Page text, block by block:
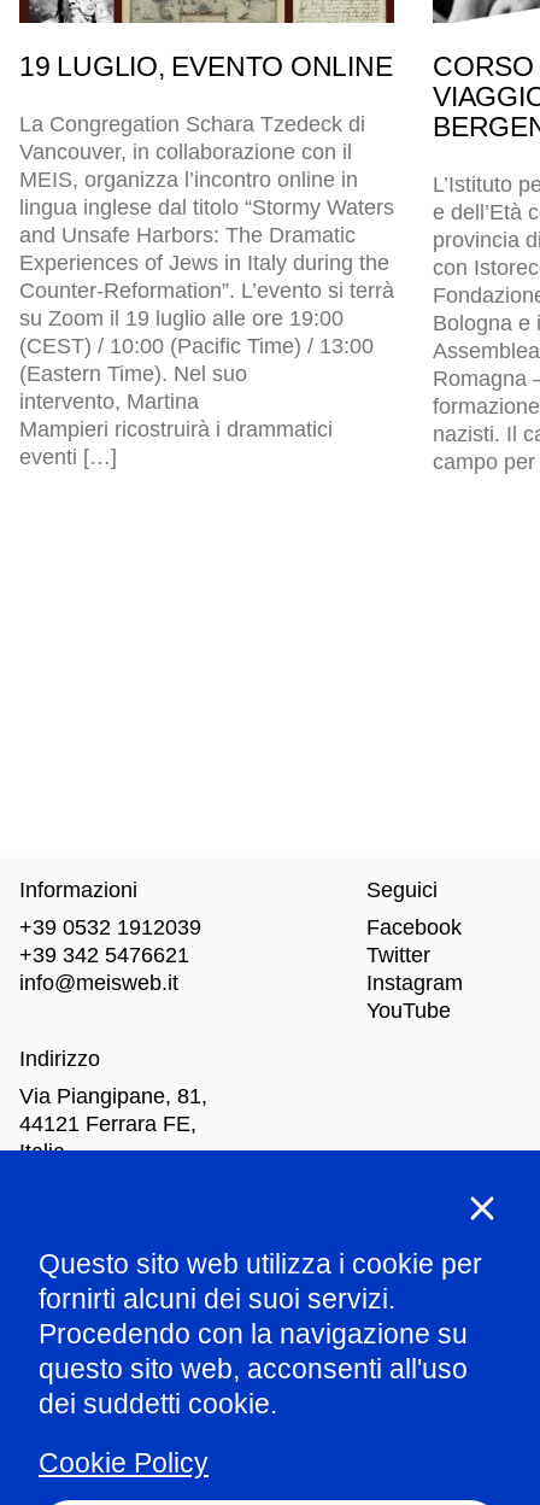
19 LUGLIO, EVENTO ONLINE
La Congregation Schara Tzedeck di
Vancouver, in collaborazione con il
MEIS, organizza l’incontro online in
lingua inglese dal titolo “Stormy Waters
and Unsafe Harbors: The Dramatic
Experiences of Jews in Italy during the
Counter-Reformation”. L’evento si terrà
su Zoom il 19 luglio alle ore 19:00
(CEST) / 10:00 (Pacific Time) / 13:00
(Eastern Time). Nel suo
intervento, Martina
Mampieri ricostruirà i drammatici
eventi […]
L’Istituto
e dell’Età
provincia
con
Bologna e
Romagna
nazisti. Il
campo
Questo sito web utilizza i cookie per
fornirti alcuni dei suoi servizi.
Procedendo con la navigazione su
questo sito web, acconsenti all'uso
dei suddetti cookie.
Cookie Policy
Informazioni
+39 0532 1912039
+39 342 5476621
info@meisweb.it
Indirizzo
Via Piangipane, 81,
44121 Ferrara FE,
Italia
Seguici
Facebook
Twitter
Instagram
YouTube
Mar-Dom: dalle 10.00 alle 18.00
Parla con il nostro staff
Amministrazione trasparente
Informazioni ex art.1 comma 125 L124/2017